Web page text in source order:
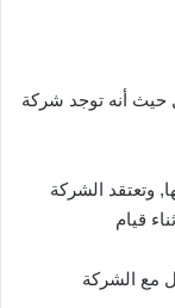
أنه توجد شركة
وتعتقد الشركة
قيام
مع الشركة